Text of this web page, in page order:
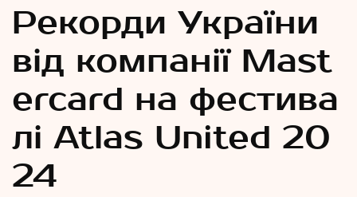
України
Рекорди України
від компанії Mast
ercard на фестива
лі Atlas United 20
24